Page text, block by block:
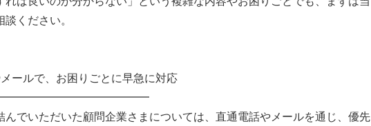
ください。
メールで、お困りごとに早急に対応
んでいただいた顧問企業さまについては、直通電話やメールを通じ、優先